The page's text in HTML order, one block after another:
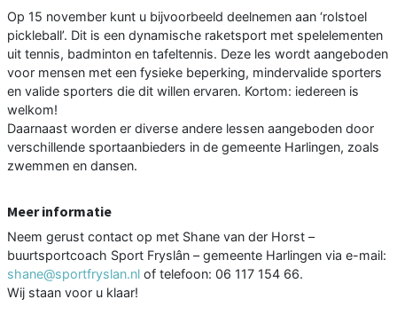
Op 15 november kunt u bijvoorbeeld deelnemen aan ‘rolstoel
pickleball’. Dit is een dynamische raketsport met spelelementen
uit tennis, badminton en tafeltennis. Deze les wordt aangeboden
voor mensen met een fysieke beperking, mindervalide sporters
en valide sporters die dit willen ervaren. Kortom: iedereen is
welkom!
Daarnaast worden er diverse andere lessen aangeboden door
verschillende sportaanbieders in de gemeente Harlingen, zoals
zwemmen en dansen.
Meer informatie
Neem gerust contact op met Shane van der Horst –
buurtsportcoach Sport Fryslân – gemeente Harlingen via e-mail:
shane@sportfryslan.nl of telefoon: 06 117 154 66.
Wij staan voor u klaar!